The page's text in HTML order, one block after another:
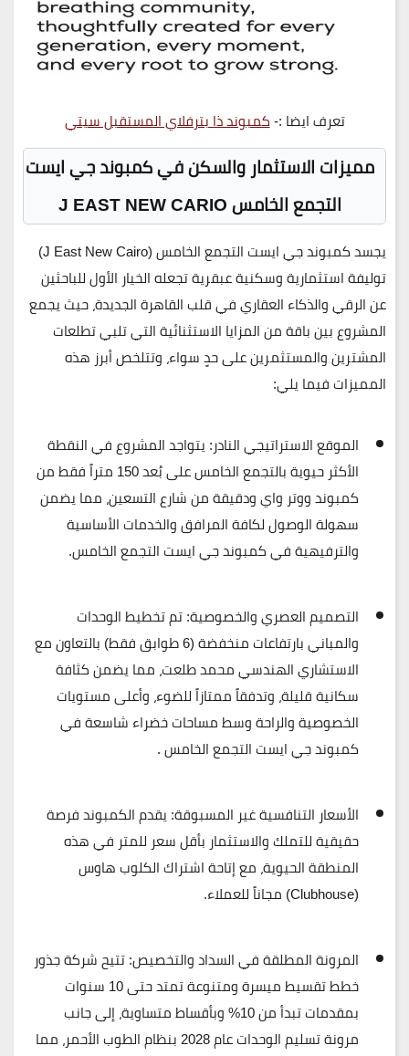
تعرف ايضا :-كمبوند ذا بترفلاي المستقبل سيتي
مميزات الاستثمار والسكن في كمبوند جي ايست
التجمع الخامس J EAST NEW CARIO
يجسدكمبوند جي ايست التجمع الخامس (J East New Cairo)
توليفة استثمارية وسكنية عبقرية تجعله الخيار الأول للباحثين
عن الرقي والذكاء العقاري في قلب القاهرة الجديدة، حيث يجمع
المشروع بين باقة من المزايا الاستثنائية التي تلبي تطلعات
المشترين والمستثمرين على حدٍ سواء، وتتلخص أبرز هذه
المميزات فيما يلي:
الموقع الاستراتيجي النادر:يتواجد المشروع في النقطة
الأكثر حيوية بالتجمع الخامس على بُعد 150 متراً فقط من
كمبوند ووتر واي ودقيقة من شارع التسعين، مما يضمن
سهولة الوصول لكافة المرافق والخدمات الأساسية
والترفيهية في كمبوند جي ايست التجمع الخامس.
التصميم العصري والخصوصية:تم تخطيط الوحدات
والمباني بارتفاعات منخفضة (6 طوابق فقط) بالتعاون مع
الاستشاري الهندسي محمد طلعت، مما يضمن كثافة
سكانية قليلة، وتدفقاً ممتازاً للضوء، وأعلى مستويات
الخصوصية والراحة وسط مساحات خضراء شاسعة في
كمبوند جي ايست التجمع الخامس .
الأسعار التنافسية غير المسبوقة:يقدم الكمبوند فرصة
حقيقية للتملك والاستثمار بأقل سعر للمتر في هذه
المنطقة الحيوية، مع إتاحة اشتراك الكلوب هاوس
(Clubhouse) مجاناً للعملاء.
المرونة المطلقة في السداد والتخصيص:تتيح شركة جذور
خطط تقسيط ميسرة ومتنوعة تمتد حتى 10 سنوات
بمقدمات تبدأ من 10% وبأقساط متساوية، إلى جانب
مرونة تسليم الوحدات عام 2028 بنظام الطوب الأحمر، مما